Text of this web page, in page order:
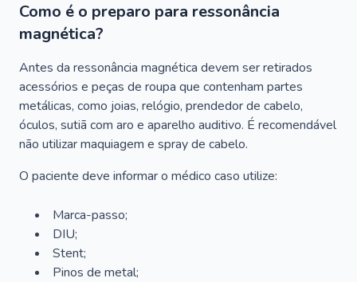
Como é o preparo para ressonância
magnética?
Antes da ressonância magnética devem ser retirados
acessórios e peças de roupa que contenham partes
metálicas, como joias, relógio, prendedor de cabelo,
óculos, sutiã com aro e aparelho auditivo. É recomendável
não utilizar maquiagem e spray de cabelo.
O paciente deve informar o médico caso utilize:
Marca-passo;
DIU;
Stent;
Pinos de metal;